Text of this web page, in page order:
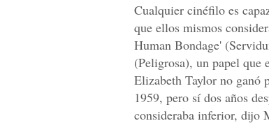
Cualquier cinéfilo es
que ellos mismos
Human Bondage'
(Peligrosa), un papel que
Elizabeth Taylor no ganó
1959, pero sí dos años
consideraba inferior, dijo